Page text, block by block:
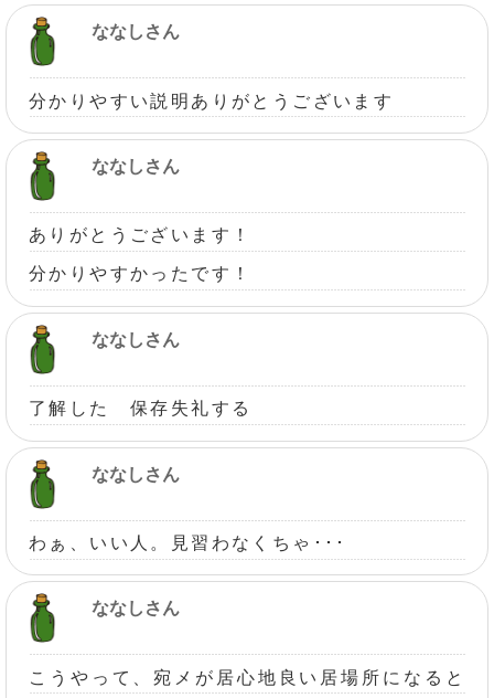
ななしさん
分かりやすい説明ありがとうございます
ななしさん
ありがとうございます！
分かりやすかったです！
ななしさん
了解した 保存失礼する
ななしさん
わぁ、いい人。見習わなくちゃ･･･
ななしさん
こうやって、宛メが居心地良い居場所になると